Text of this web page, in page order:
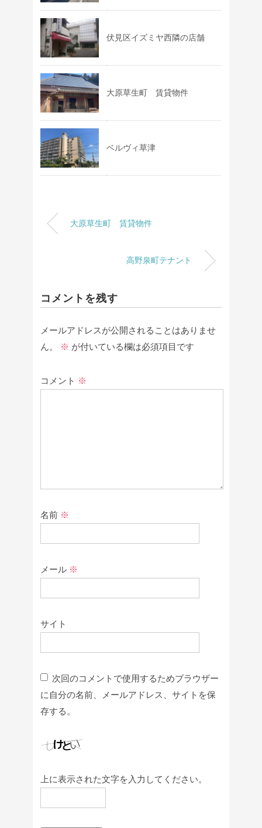
伏見区イズミヤ西隣の店舗
大原草生町 賃貸物件
ベルヴィ草津
大原草生町 賃貸物件
高野泉町テナント
コメントを残す
メールアドレスが公開されることはありませ
ん。
※ が付いている欄は必須項目です
コメント ※
名前 ※
メール ※
サイト
次回のコメントで使用するためブラウザー
に自分の名前、メールアドレス、サイトを保
存する。
上に表示された文字を入力してください。